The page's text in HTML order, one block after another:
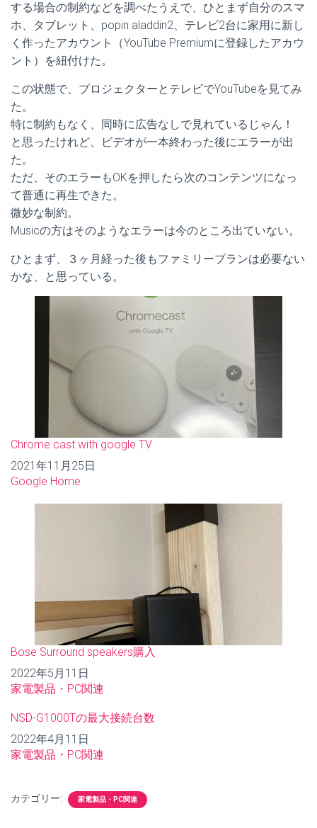
する場合の制約などを調べたうえで、ひとまず自分のスマ
ホ、タブレット、popin aladdin2、テレビ2台に家用に新し
く作ったアカウント（YouTube Premiumに登録したアカウ
ント）を紐付けた。
この状態で、プロジェクターとテレビでYouTubeを見てみ
た。
特に制約もなく、同時に広告なしで見れているじゃん！
と思ったけれど、ビデオが一本終わった後にエラーが出
た。
ただ、そのエラーもOKを押したら次のコンテンツになっ
て普通に再生できた。
微妙な制約。
Musicの方はそのようなエラーは今のところ出ていない。
ひとまず、３ヶ月経った後もファミリープランは必要ない
かな、と思っている。
Chrome cast with google TV
日付
2021年11月25日
関連理由
Google Home
Bose Surround speakers購入
日付
2022年5月11日
関連理由
家電製品・PC関連
NSD-G1000Tの最大接続台数
日付
2022年4月11日
関連理由
家電製品・PC関連
カテゴリー: 家電製品・PC関連